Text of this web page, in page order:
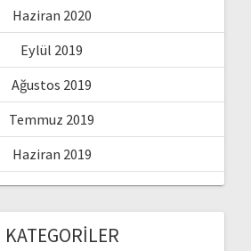
Haziran 2020
Eylül 2019
Ağustos 2019
Temmuz 2019
Haziran 2019
KATEGORILER